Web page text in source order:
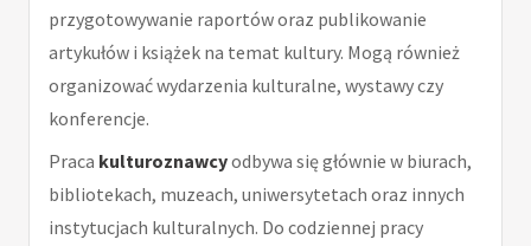
przygotowywanie raportów oraz publikowanie
artykułów i książek na temat kultury. Mogą również
organizować wydarzenia kulturalne, wystawy czy
konferencje.
Praca kulturoznawcyodbywa się głównie w biurach,
bibliotekach, muzeach, uniwersytetach oraz innych
instytucjach kulturalnych. Do codziennej pracy